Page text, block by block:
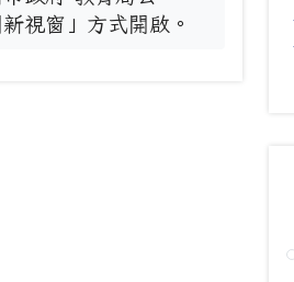
視窗」方式開啟。